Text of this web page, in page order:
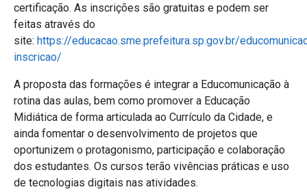
certificação. As inscrições são gratuitas e podem ser
feitas através do
site: https://educacao.sme.prefeitura.sp.gov.br/
inscricao/
A proposta das formações é integrar a Educomunicação à
rotina das aulas, bem como promover a Educação
Midiática de forma articulada ao Currículo da Cidade, e
ainda fomentar o desenvolvimento de projetos que
oportunizem o protagonismo, participação e colaboração
dos estudantes. Os cursos terão vivências práticas e uso
de tecnologias digitais nas atividades.